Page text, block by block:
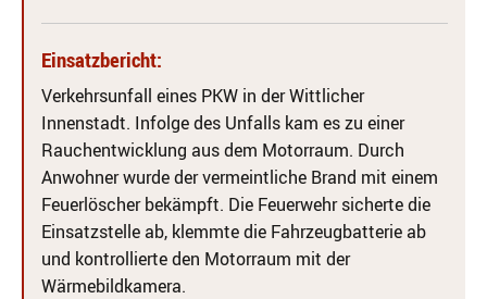
Einsatzbericht:
Verkehrsunfall eines PKW in der Wittlicher
Innenstadt. Infolge des Unfalls kam es zu einer
Rauchentwicklung aus dem Motorraum. Durch
Anwohner wurde der vermeintliche Brand mit einem
Feuerlöscher bekämpft. Die Feuerwehr sicherte die
Einsatzstelle ab, klemmte die Fahrzeugbatterie ab
und kontrollierte den Motorraum mit der
Wärmebildkamera.